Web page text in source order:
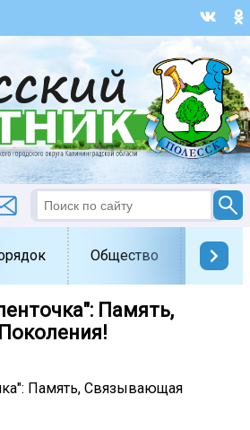
Общество
Память,
Память, Связывающая